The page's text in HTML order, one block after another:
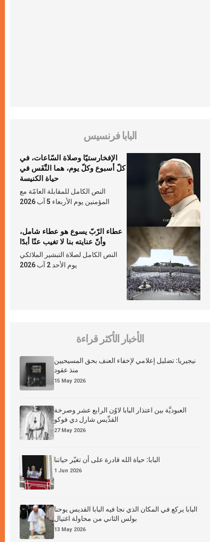
البابا فرنسيس
الإفخارستيّا وصلاة السّاعات، في
كلّ أسبوع وكلّ يوم، هما النَّفَس في
حياة الكنيسة
النص الكامل للمقابلة العامّة مع
المؤمنين يوم الأربعاء 5 آب 2026
عطاء الرّبّ يسوع هو عطاء شامل،
وأنّ عنايته بنا لا تغيب عنّا أبدًا
النص الكامل لصلاة التبشير الملائكي
يوم الأحد 2 آب 2026
الأخبار الأكثر قراءة
نيجيريا: تضليل إعلامي لإخفاء العنف بحق المسيحيين
منذ عقود
15 May 2026
العبوديَّة بين اعتذار البابا لاوُن الرابع عشر وصرخة
القدِّيس شارل دي فوكو
27 May 2026
البابا: حياة الله قادرة على أن تغيّر حياتنا
1 Jun 2026
البابا يركع في المكان الذي نجا فيه البابا القديس يوحنا
بولس الثاني من محاولة اغتيال
13 May 2026